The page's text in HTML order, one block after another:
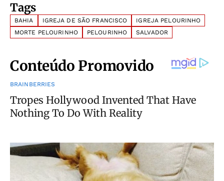
Tags
BAHIA IGREJA DE SÃO FRANCISCO
IGREJA PELOURINHO
MORTE PELOURINHO
PELOURINHO SALVADOR